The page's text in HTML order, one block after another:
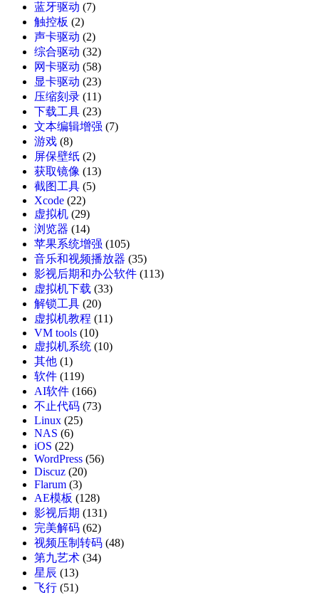
蓝牙驱动 (7)
触控板 (2)
声卡驱动 (2)
综合驱动 (32)
网卡驱动 (58)
显卡驱动 (23)
压缩刻录 (11)
下载工具 (23)
文本编辑增强 (7)
游戏 (8)
屏保壁纸 (2)
获取镜像 (13)
截图工具 (5)
Xcode (22)
虚拟机 (29)
浏览器 (14)
苹果系统增强 (105)
音乐和视频播放器 (35)
影视后期和办公软件 (113)
虚拟机下载 (33)
解锁工具 (20)
虚拟机教程 (11)
VM tools (10)
虚拟机系统 (10)
其他 (1)
软件 (119)
AI软件 (166)
不止代码 (73)
Linux (25)
NAS (6)
iOS (22)
WordPress (56)
Discuz (20)
Flarum (3)
AE模板 (128)
影视后期 (131)
完美解码 (62)
视频压制转码 (48)
第九艺术 (34)
星辰 (13)
飞行 (51)